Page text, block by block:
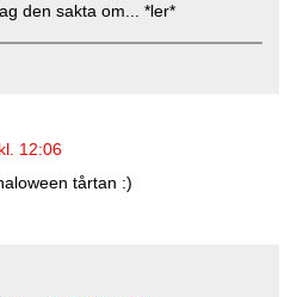
den sakta om... *ler*
12:06
tårtan :)